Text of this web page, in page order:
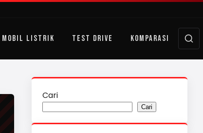
MOBIL LISTRIK TEST DRIVE KOMPARASI
Cari
Cari